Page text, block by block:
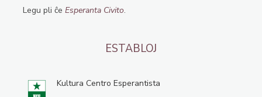
Legu pli ĉe Esperanta Civito.
ESTABLOJ
Kultura Centro Esperantista